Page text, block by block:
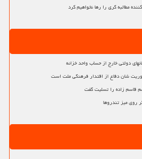
مطالبه گری را رها نخواهیم کرد
شان دفاع از اقتدار فرهنگی ملت است
قاسم زاده را تسلیت گفت
روی میز تندروها